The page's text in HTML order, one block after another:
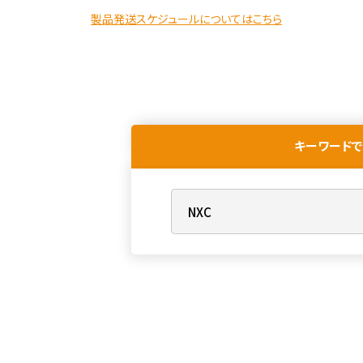
製品発送スケジュールについてはこちら
キーワード